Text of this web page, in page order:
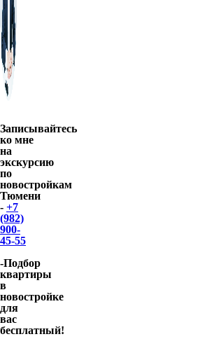
Записывайтесь
ко мне
на
экскурсию
по
новостройкам
Тюмени
- +7
(982)
900-
45-55
-Подбор
квартиры
в
новостройке
для
вас
бесплатный!